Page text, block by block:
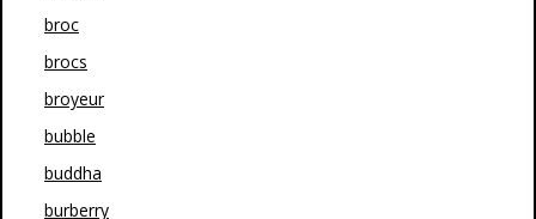
broc
brocs
broyeur
bubble
buddha
burberry